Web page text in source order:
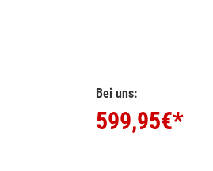
Bei uns:
599,95€*